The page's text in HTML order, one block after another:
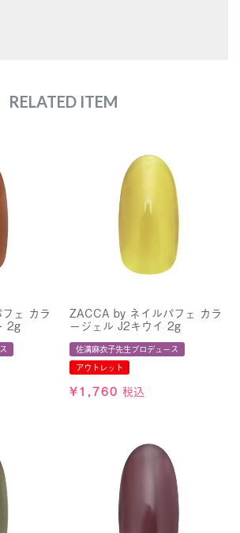
RELATED ITEM
ェ カラ
2g
ZACCA by ネイルパフェ カラ
ージェル J2キウイ 2g
佐溝麻衣子先生プロデュース
アウトレット
¥1,760 税込